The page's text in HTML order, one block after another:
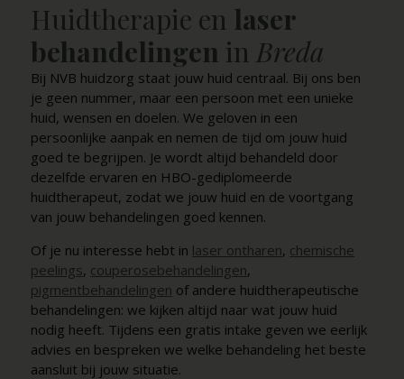
Huidtherapie en laser
behandelingen inBreda
Bij NVB huidzorg staat jouw huid centraal. Bij ons ben
je geen nummer, maar een persoon met een unieke
huid, wensen en doelen. We geloven in een
persoonlijke aanpak en nemen de tijd om jouw huid
goed te begrijpen. Je wordt altijd behandeld door
dezelfde ervaren en HBO-gediplomeerde
huidtherapeut, zodat we jouw huid en de voortgang
van jouw behandelingen goed kennen.
Of je nu interesse hebt in laser ontharen, chemische
peelings, couperosebehandelingen,
pigmentbehandelingen of andere huidtherapeutische
behandelingen: we kijken altijd naar wat jouw huid
nodig heeft. Tijdens een gratis intake geven we eerlijk
advies en bespreken we welke behandeling het beste
aansluit bij jouw situatie.